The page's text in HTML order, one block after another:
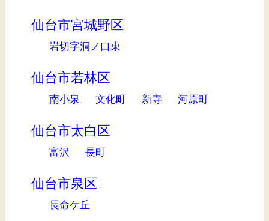
仙台市宮城野区
岩切字洞ノ口東
仙台市若林区
南小泉 文化町 新寺 河原町
仙台市太白区
富沢 長町
仙台市泉区
長命ケ丘